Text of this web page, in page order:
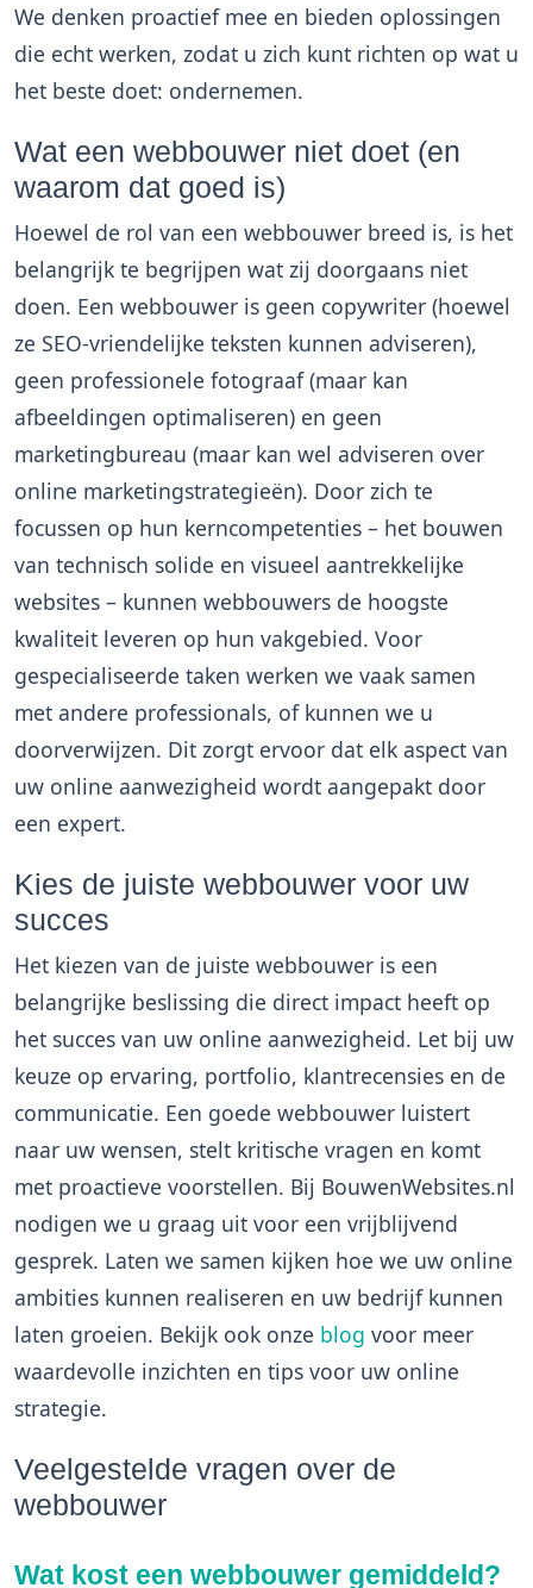
We denken proactief mee en bieden oplossingen
die echt werken, zodat u zich kunt richten op wat u
het beste doet: ondernemen.
Wat een webbouwer niet doet (en
waarom dat goed is)
Hoewel de rol van een webbouwer breed is, is het
belangrijk te begrijpen wat zij doorgaans niet
doen. Een webbouwer is geen copywriter (hoewel
ze SEO-vriendelijke teksten kunnen adviseren),
geen professionele fotograaf (maar kan
afbeeldingen optimaliseren) en geen
marketingbureau (maar kan wel adviseren over
online marketingstrategieën). Door zich te
focussen op hun kerncompetenties – het bouwen
van technisch solide en visueel aantrekkelijke
websites – kunnen webbouwers de hoogste
kwaliteit leveren op hun vakgebied. Voor
gespecialiseerde taken werken we vaak samen
met andere professionals, of kunnen we u
doorverwijzen. Dit zorgt ervoor dat elk aspect van
uw online aanwezigheid wordt aangepakt door
een expert.
Kies de juiste webbouwer voor uw
succes
Het kiezen van de juiste webbouwer is een
belangrijke beslissing die direct impact heeft op
het succes van uw online aanwezigheid. Let bij uw
keuze op ervaring, portfolio, klantrecensies en de
communicatie. Een goede webbouwer luistert
naar uw wensen, stelt kritische vragen en komt
met proactieve voorstellen. Bij BouwenWebsites.nl
nodigen we u graag uit voor een vrijblijvend
gesprek. Laten we samen kijken hoe we uw online
ambities kunnen realiseren en uw bedrijf kunnen
laten groeien. Bekijk ook onze blog voor meer
waardevolle inzichten en tips voor uw online
strategie.
Veelgestelde vragen over de
webbouwer
Wat kost een webbouwer gemiddeld?